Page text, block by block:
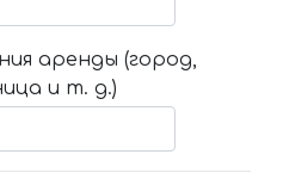
аренды (город,
и т. д.)